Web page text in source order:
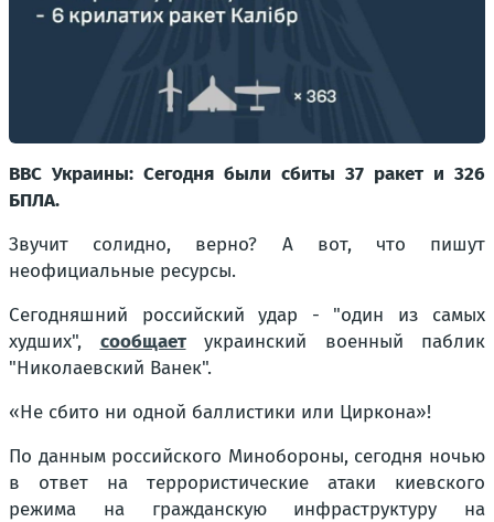
ВВС Украины: Сегодня были сбиты 37 ракет и 326
БПЛА.
Звучит солидно, верно? А вот, что пишут
неофициальные ресурсы.
Сегодняшний российский удар - "один из самых
худших", сообщаетукраинский военный паблик
"Николаевский Ванек".
«Не сбито ни одной баллистики или Циркона»!
По данным российского Минобороны, сегодня ночью
в ответ на террористические атаки киевского
режима на гражданскую инфраструктуру на